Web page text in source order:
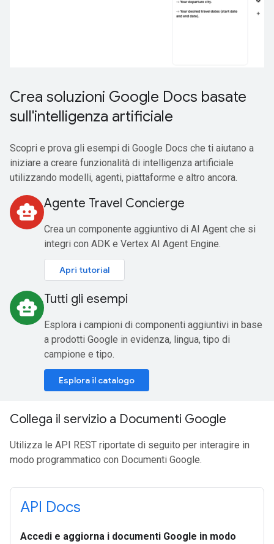
Crea soluzioni Google Docs basate
sull'intelligenza artificiale
Scopri e prova gli esempi di Google Docs che ti aiutano a
iniziare a creare funzionalità di intelligenza artificiale
utilizzando modelli, agenti, piattaforme e altro ancora.
smart_toy Agente Travel Concierge
Crea un componente aggiuntivo di AI Agent che si
integri con ADK e Vertex AI Agent Engine.
Apri tutorial
smart_toy Tutti gli esempi
Esplora i campioni di componenti aggiuntivi in base
a prodotti Google in evidenza, lingua, tipo di
campione e tipo.
Esplora il catalogo
Collega il servizio a Documenti Google
Utilizza le API REST riportate di seguito per interagire in
modo programmatico con Documenti Google.
API Docs
Accedi e aggiorna i documenti Google in modo